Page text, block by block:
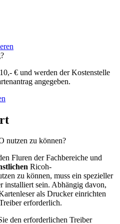
€ und werden der Kostenstelle
angegeben.
nutzen zu können?
Fluren der Fachbereiche und
Ricoh-
zu können, muss ein spezieller
installiert sein. Abhängig davon,
als Drucker einrichten
erforderlich.
den erforderlichen Treiber